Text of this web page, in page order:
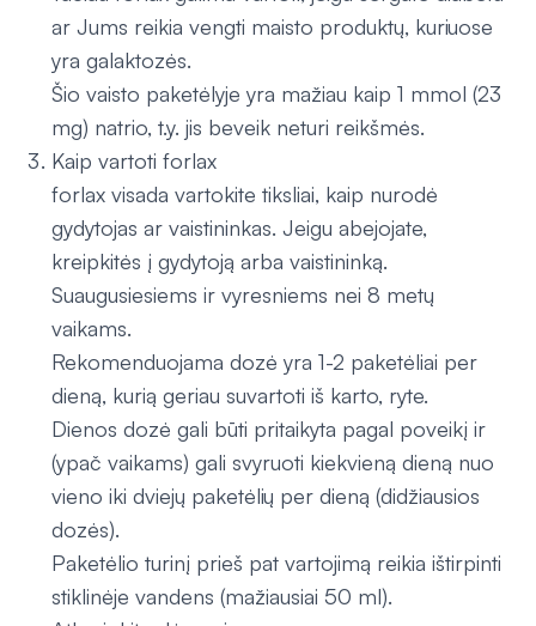
ar Jums reikia vengti maisto produktų, kuriuose
yra galaktozės.
Šio vaisto paketėlyje yra mažiau kaip 1 mmol (23
mg) natrio, t.y. jis beveik neturi reikšmės.
Kaip vartoti forlax
forlax visada vartokite tiksliai, kaip nurodė
gydytojas ar vaistininkas. Jeigu abejojate,
kreipkitės į gydytoją arba vaistininką.
Suaugusiesiems ir vyresniems nei 8 metų
vaikams.
Rekomenduojama dozė yra 1-2 paketėliai per
dieną, kurią geriau suvartoti iš karto, ryte.
Dienos dozė gali būti pritaikyta pagal poveikį ir
(ypač vaikams) gali svyruoti kiekvieną dieną nuo
vieno iki dviejų paketėlių per dieną (didžiausios
dozės).
Paketėlio turinį prieš pat vartojimą reikia ištirpinti
stiklinėje vandens (mažiausiai 50 ml).